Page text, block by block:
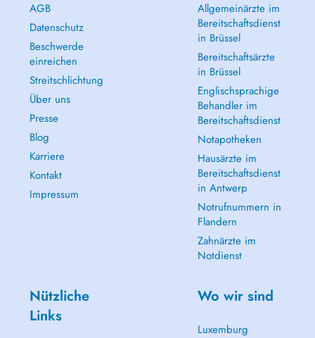
AGB
Datenschutz
Beschwerde
einreichen
Streitschlichtung
Über uns
Presse
Blog
Karriere
Kontakt
Impressum
Allgemeinärzte im
Bereitschaftsdienst
in Brüssel
Bereitschaftsärzte
in Brüssel
Englischsprachige
Behandler im
Bereitschaftsdienst
Notapotheken
Hausärzte im
Bereitschaftsdienst
in Antwerp
Notrufnummern in
Flandern
Zahnärzte im
Notdienst
Nützliche
Links
Wo wir sind
Luxemburg